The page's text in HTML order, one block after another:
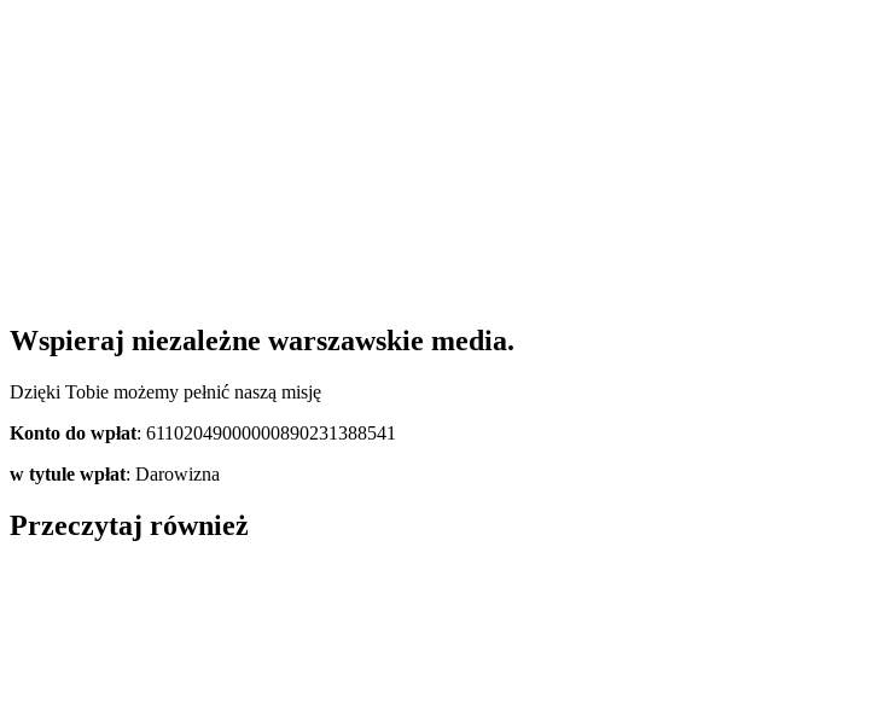
Wspieraj niezależne warszawskie media.
Dzięki Tobie możemy pełnić naszą misję
Konto do wpłat: 61102049000000890231388541
w tytule wpłat: Darowizna
Przeczytaj również